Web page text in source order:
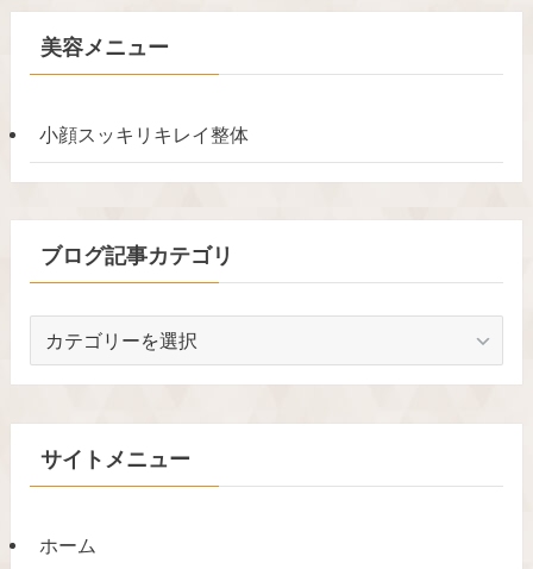
美容メニュー
小顔スッキリキレイ整体
ブログ記事カテゴリ
グ
事
ゴ
サイトメニュー
ホーム